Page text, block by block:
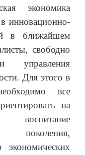
экономика
в инновационно-
в ближайшем
свободно
управления
Для этого в
все
на
воспитание
поколения,